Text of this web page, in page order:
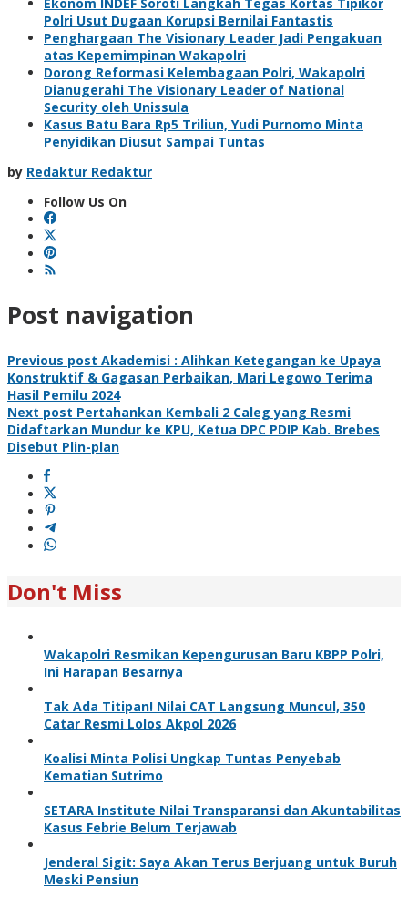
Polri Usut Dugaan Korupsi Bernilai Fantastis
Penghargaan The Visionary Leader Jadi Pengakuan
atas Kepemimpinan Wakapolri
Dorong Reformasi Kelembagaan Polri, Wakapolri
Dianugerahi The Visionary Leader of National
Security oleh Unissula
Kasus Batu Bara Rp5 Triliun, Yudi Purnomo Minta
Penyidikan Diusut Sampai Tuntas
by Redaktur Redaktur
Follow Us On
Post navigation
Previous post Akademisi : Alihkan Ketegangan ke Upaya
Konstruktif & Gagasan Perbaikan, Mari Legowo Terima
Hasil Pemilu 2024
Next post Pertahankan Kembali 2 Caleg yang Resmi
Didaftarkan Mundur ke KPU, Ketua DPC PDIP Kab. Brebes
Disebut Plin-plan
Don't Miss
Wakapolri Resmikan Kepengurusan Baru KBPP Polri,
Ini Harapan Besarnya
Tak Ada Titipan! Nilai CAT Langsung Muncul, 350
Catar Resmi Lolos Akpol 2026
Koalisi Minta Polisi Ungkap Tuntas Penyebab
Kematian Sutrimo
SETARA Institute Nilai Transparansi dan Akuntabilitas
Kasus Febrie Belum Terjawab
Jenderal Sigit: Saya Akan Terus Berjuang untuk Buruh
Meski Pensiun